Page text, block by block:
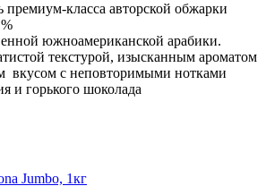
премиум-класса авторской обжарки
южноамериканской арабики.
текстурой, изысканным ароматом
с неповторимыми нотками
и горького шоколада